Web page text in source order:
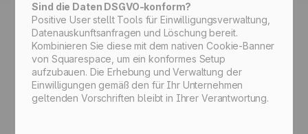
Sind die Daten DSGVO-konform?
Positive User stellt Tools für Einwilligungsverwaltung,
Datenauskunftsanfragen und Löschung bereit.
Kombinieren Sie diese mit dem nativen Cookie-Banner
von Squarespace, um ein konformes Setup
aufzubauen. Die Erhebung und Verwaltung der
Einwilligungen gemäß den für Ihr Unternehmen
geltenden Vorschriften bleibt in Ihrer Verantwortung.